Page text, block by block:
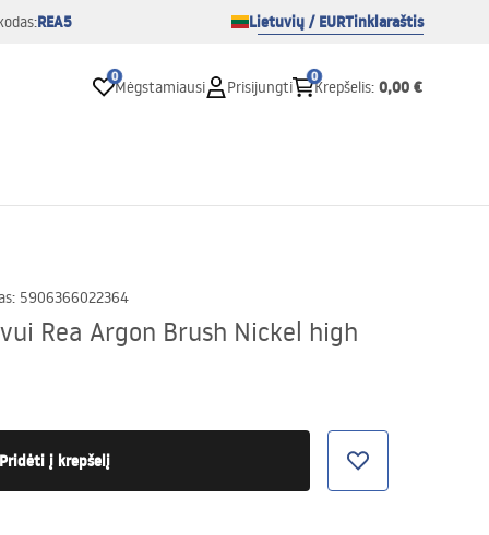
REA5 Lietuvių / EURTinklaraštis
0
Mėgstamiausi Prisijungti
0
Krepšelis: 0,00 €
: 5906366022364
Rea Argon Brush Nickel high
Pridėti į krepšelį